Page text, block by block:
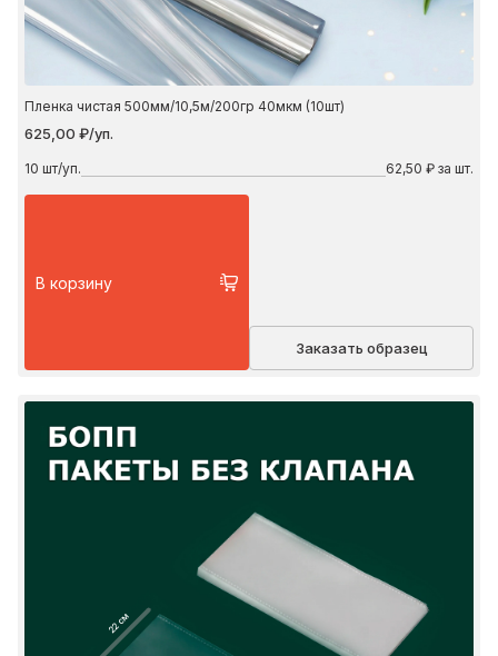
Пленка чистая 500мм/10,5м/200гр 40мкм (10шт)
625,00 ₽/уп.
10 шт/уп. 62,50 ₽ за шт.
В корзину
Заказать образец
22 см